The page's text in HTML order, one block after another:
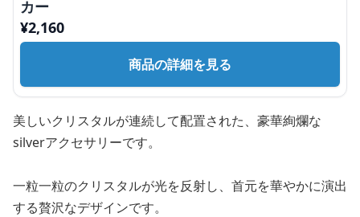
カー
¥2,160
商品の詳細を見る
美しいクリスタルが連続して配置された、豪華絢爛な
silverアクセサリーです。
一粒一粒のクリスタルが光を反射し、首元を華やかに演出
する贅沢なデザインです。